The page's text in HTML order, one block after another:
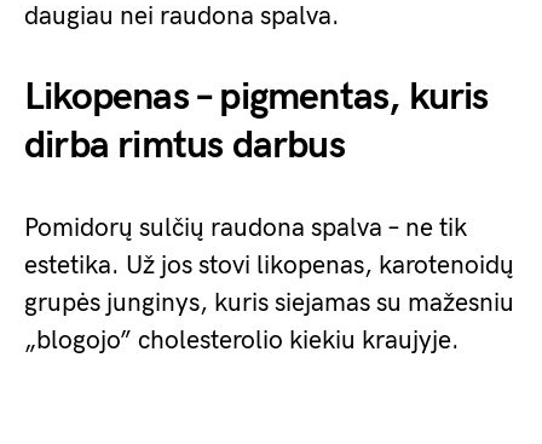
daugiau nei raudona spalva.
Likopenas – pigmentas, kuris
dirba rimtus darbus
Pomidorų sulčių raudona spalva – ne tik
estetika. Už jos stovi likopenas, karotenoidų
grupės junginys, kuris siejamas su mažesniu
„blogojo” cholesterolio kiekiu kraujyje.